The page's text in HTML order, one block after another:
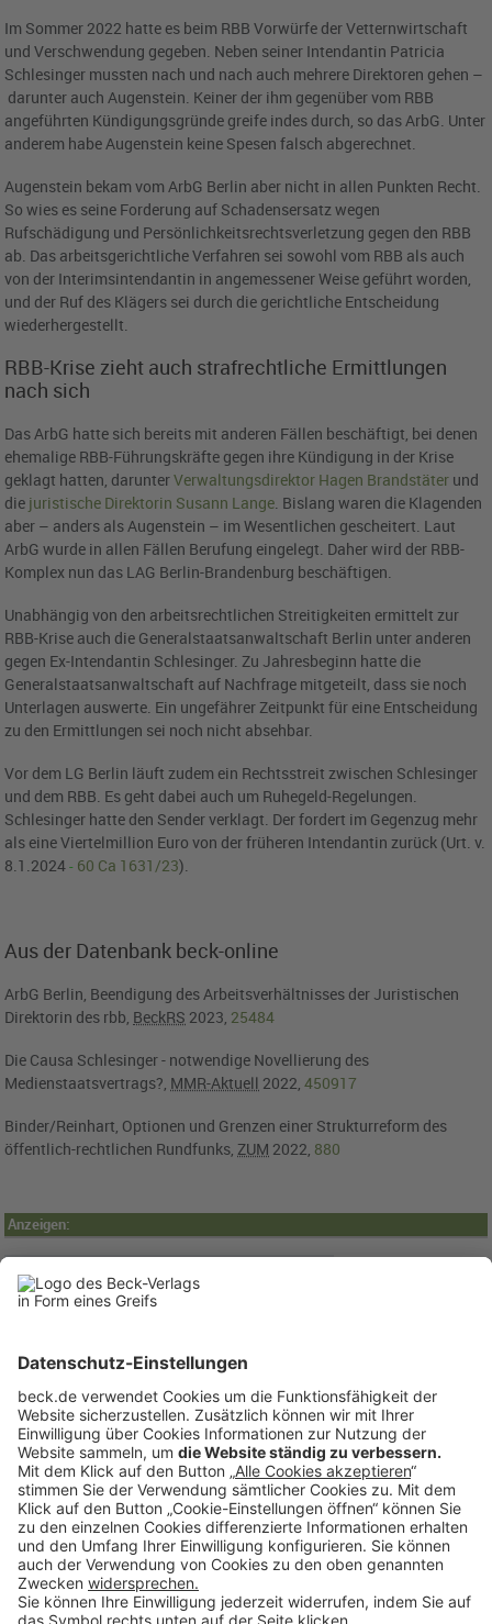
Im Sommer 2022 hatte es beim RBB Vorwürfe der Vetternwirtschaft
und Verschwendung gegeben. Neben seiner Intendantin Patricia
Schlesinger mussten nach und nach auch mehrere Direktoren gehen –
darunter auch Augenstein. Keiner der ihm gegenüber vom RBB
angeführten Kündigungsgründe greife indes durch, so das ArbG. Unter
anderem habe Augenstein keine Spesen falsch abgerechnet.
Augenstein bekam vom ArbG Berlin aber nicht in allen Punkten Recht.
So wies es seine Forderung auf Schadensersatz wegen
Rufschädigung und Persönlichkeitsrechtsverletzung gegen den RBB
ab. Das arbeitsgerichtliche Verfahren sei sowohl vom RBB als auch
von der Interimsintendantin in angemessener Weise geführt worden,
und der Ruf des Klägers sei durch die gerichtliche Entscheidung
wiederhergestellt.
RBB-Krise zieht auch strafrechtliche Ermittlungen
nach sich
Das ArbG hatte sich bereits mit anderen Fällen beschäftigt, bei denen
ehemalige RBB-Führungskräfte gegen ihre Kündigung in der Krise
geklagt hatten, darunterVerwaltungsdirektor Hagen Brandstäter und
die juristische Direktorin Susann Lange . Bislang waren die Klagenden
aber – anders als Augenstein – im Wesentlichen gescheitert. Laut
ArbG wurde in allen Fällen Berufung eingelegt. Daher wird der RBB-
Komplex nun das LAG Berlin-Brandenburg beschäftigen.
Unabhängig von den arbeitsrechtlichen Streitigkeiten ermittelt zur
RBB-Krise auch die Generalstaatsanwaltschaft Berlin unter anderen
gegen Ex-Intendantin Schlesinger. Zu Jahresbeginn hatte die
Generalstaatsanwaltschaft auf Nachfrage mitgeteilt, dass sie noch
Unterlagen auswerte. Ein ungefährer Zeitpunkt für eine Entscheidung
zu den Ermittlungen sei noch nicht absehbar.
Vor dem LG Berlin läuft zudem ein Rechtsstreit zwischen Schlesinger
und dem RBB. Es geht dabei auch um Ruhegeld-Regelungen.
Schlesinger hatte den Sender verklagt. Der fordert im Gegenzug mehr
als eine Viertelmillion Euro von der früheren Intendantin zurück (Urt. v.
8.1.2024- 60 Ca 1631/23).
Aus der Datenbank beck-online
ArbG Berlin, Beendigung des Arbeitsverhältnisses der Juristischen
Direktorin des rbb, BeckRS 2023, 25484
Die Causa Schlesinger - notwendige Novellierung des
Medienstaatsvertrags?, MMR-Aktuell 2022,450917
Binder/Reinhart, Optionen und Grenzen einer Strukturreform des
öffentlich-rechtlichen Rundfunks, ZUM 2022, 880
Anzeigen:
BECK Stellenmarkt